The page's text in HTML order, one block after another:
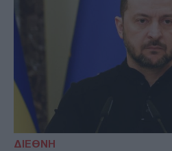
ΔΙΕΘΝΗ